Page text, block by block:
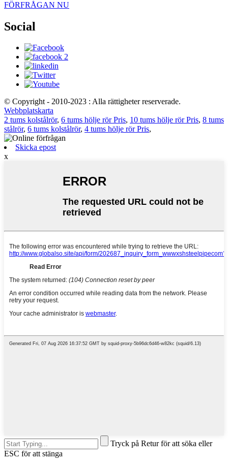
FÖRFRÅGAN NU
Social
© Copyright - 2010-2023 : Alla rättigheter reserverade.
Webbplatskarta
2 tums kolstålrör, 6 tums hölje rör Pris, 10 tums hölje rör Pris, 8 tums
stålrör, 6 tums kolstålrör, 4 tums hölje rör Pris,
Skicka epost
x
Tryck på Retur för att söka eller
ESC för att stänga